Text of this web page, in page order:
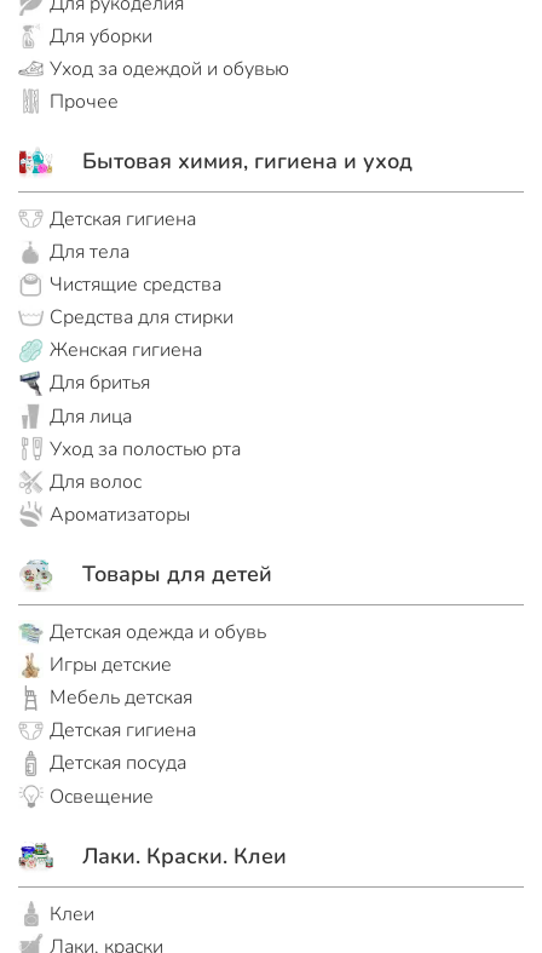
Для уборки
Уход за одеждой и обувью
Прочее
Бытовая химия, гигиена и уход
Детская гигиена
Для тела
Чистящие средства
Средства для стирки
Женская гигиена
Для бритья
Для лица
Уход за полостью рта
Для волос
Ароматизаторы
Товары для детей
Детская одежда и обувь
Игры детские
Мебель детская
Детская гигиена
Детская посуда
Освещение
Лаки. Краски. Клеи
Клеи
Лаки, краски